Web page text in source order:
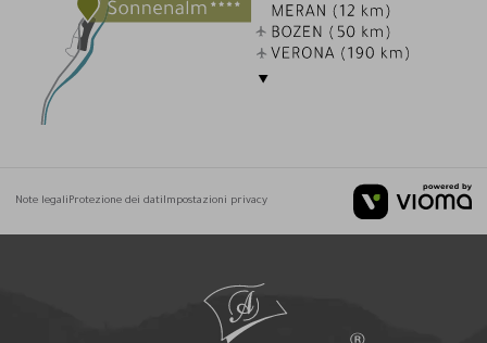
Note legaliProtezione dei datiImpostazioni privacy